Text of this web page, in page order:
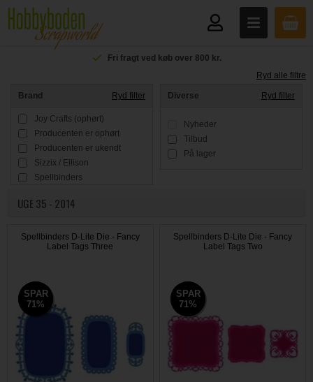
Fri fragt ved køb over 800 kr.
Ryd alle filtre
Brand Ryd filter
Joy Crafts (ophørt)
Producenten er ophørt
Producenten er ukendt
Sizzix / Ellison
Spellbinders
Diverse Ryd filter
Nyheder
Tilbud
På lager
UGE 35 - 2014
Spellbinders D-Lite Die - Fancy
Label Tags Three
SPAR
71%
SPAR
71%
Spellbinders D-Lite Die - Fancy
Label Tags Two
SPAR
71%
SPAR
71%